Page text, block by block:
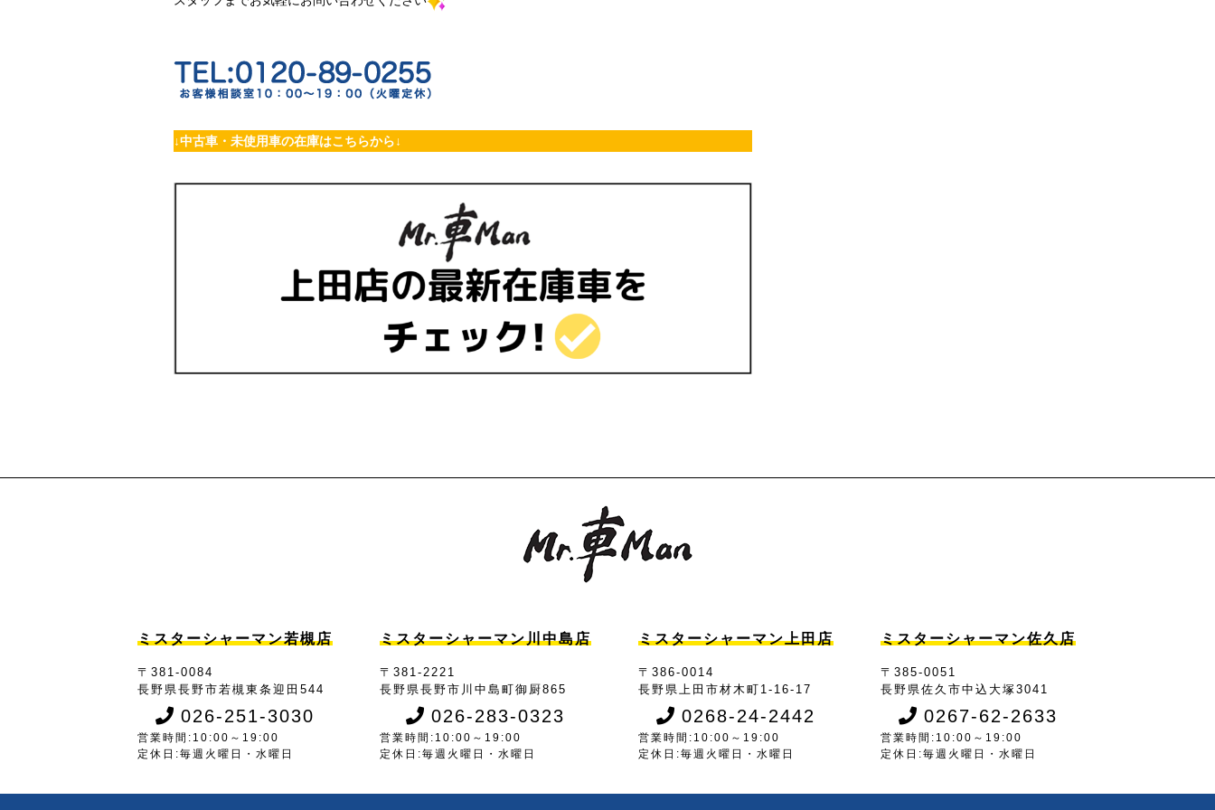
↓中古車・未使用車の在庫はこちらから↓
ミスターシャーマン若槻店
〒381-0084
長野県長野市若槻東条迎田544
026-251-3030
営業時間:10:00～19:00
定休日:毎週火曜日・水曜日
ミスターシャーマン川中島店
〒381-2221
長野県長野市川中島町御厨865
026-283-0323
営業時間:10:00～19:00
定休日:毎週火曜日・水曜日
ミスターシャーマン上田店
〒386-0014
長野県上田市材木町1-16-17
0268-24-2442
営業時間:10:00～19:00
定休日:毎週火曜日・水曜日
ミスターシャーマン佐久店
〒385-0051
長野県佐久市中込大塚3041
0267-62-2633
営業時間:10:00～19:00
定休日:毎週火曜日・水曜日